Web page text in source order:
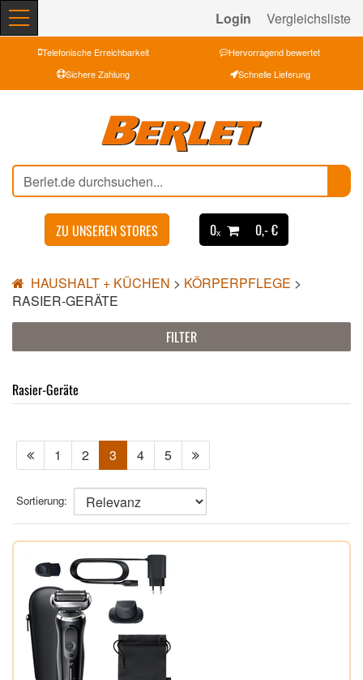
Login Vergleichsliste
Telefonische Erreichbarkeit
Hervorragend bewertet
Sichere Zahlung
Schnelle Lieferung
ZU UNSEREN STORES 0ₓ 0,- €
HAUSHALT + KÜCHEN > KÖRPERPFLEGE >
RASIER-GERÄTE
FILTER
Rasier-Geräte
1 2 3 4 5
Sortierung: